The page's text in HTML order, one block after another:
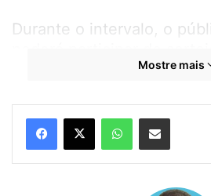
Durante o intervalo, o
tornando o momento
Os ingressos estarão
ao valor de R$ 5,00. A
população compareça e
Mostre mais